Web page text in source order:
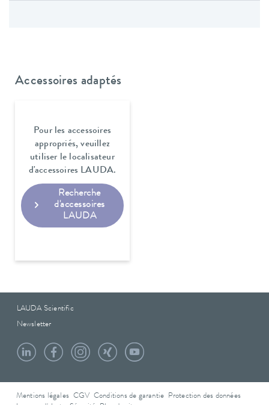
Accessoires adaptés
Pour les accessoires
appropriés, veuillez
utiliser le localisateur
d'accessoires LAUDA.
Recherche
d'accessoires
LAUDA
LAUDA Scientific
Newsletter
Mentions légales CGV Conditions de garantie
Protection des données